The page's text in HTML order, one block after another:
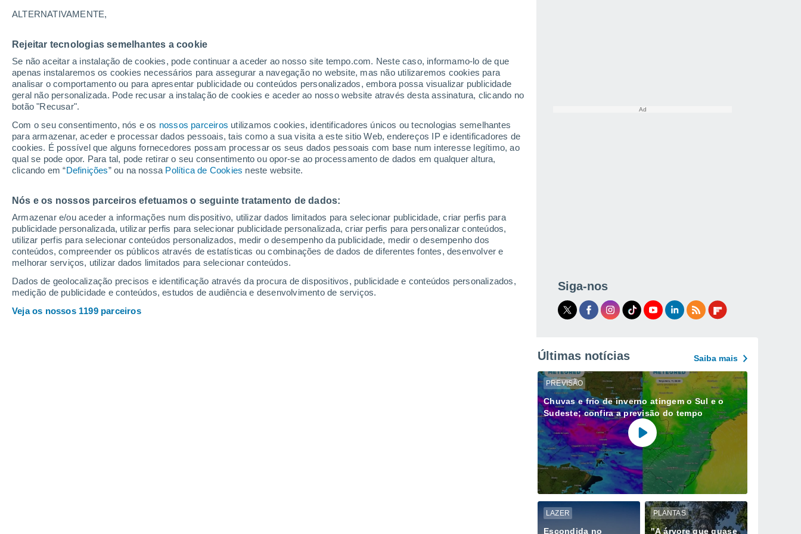
ALTERNATIVAMENTE,
Rejeitar tecnologias semelhantes a cookie
Se não aceitar a instalação de cookies, pode continuar a aceder ao nosso site tempo.com. Neste caso, informamo-lo de que
apenas instalaremos os cookies necessários para assegurar a navegação no website, mas não utilizaremos cookies para
analisar o comportamento ou para apresentar publicidade ou conteúdos personalizados, embora possa visualizar publicidade
geral não personalizada. Pode recusar a instalação de cookies e aceder ao nosso website através desta assinatura, clicando no
botão "Recusar".
Com o seu consentimento, nós e os nossos parceiros utilizamos cookies, identificadores únicos ou tecnologias semelhantes
para armazenar, aceder e processar dados pessoais, tais como a sua visita a este sitio Web, endereços IP e identificadores de
cookies. É possível que alguns fornecedores possam processar os seus dados pessoais com base num interesse legítimo, ao
qual se pode opor. Para tal, pode retirar o seu consentimento ou opor-se ao processamento de dados em qualquer altura,
clicando em “Definições” ou na nossa Política de Cookies neste website.
Nós e os nossos parceiros efetuamos o seguinte tratamento de dados:
Armazenar e/ou aceder a informações num dispositivo, utilizar dados limitados para selecionar publicidade, criar perfis para
publicidade personalizada, utilizar perfis para selecionar publicidade personalizada, criar perfis para personalizar conteúdos,
utilizar perfis para selecionar conteúdos personalizados, medir o desempenho da publicidade, medir o desempenho dos
conteúdos, compreender os públicos através de estatísticas ou combinações de dados de diferentes fontes, desenvolver e
melhorar serviços, utilizar dados limitados para selecionar conteúdos.
Dados de geolocalização precisos e identificação através da procura de dispositivos, publicidade e conteúdos personalizados,
medição de publicidade e conteúdos, estudos de audiência e desenvolvimento de serviços.
Veja os nossos 1199 parceiros
quem luta contra o vício
Um estudo recente oferece esperança para aqueles que lutam contra o
alcoolismo. Depois de parar de beber, o cérebro pode reparar a sua estrutura a
um ritmo acelerado, especialmente durante o primeiro mês de abstinência.
Siga-nos
Últimas notícias Saiba mais
PREVISÃO
Chuvas e frio de inverno atingem o Sul e o
Sudeste; confira a previsão do tempo
LAZER
Escondida no
PLANTAS
"A árvore que quase